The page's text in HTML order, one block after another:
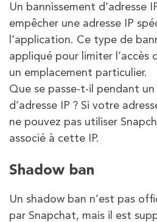
Un bannissement d’adresse
empêcher une adresse IP
l’application. Ce type de
appliqué pour limiter l’accès
un emplacement particulier.
Que se passe-t-il pendant un
d’adresse IP ? Si votre
ne pouvez pas utiliser
associé à cette IP.
Shadow ban
Un shadow ban n’est pas
par Snapchat, mais il est